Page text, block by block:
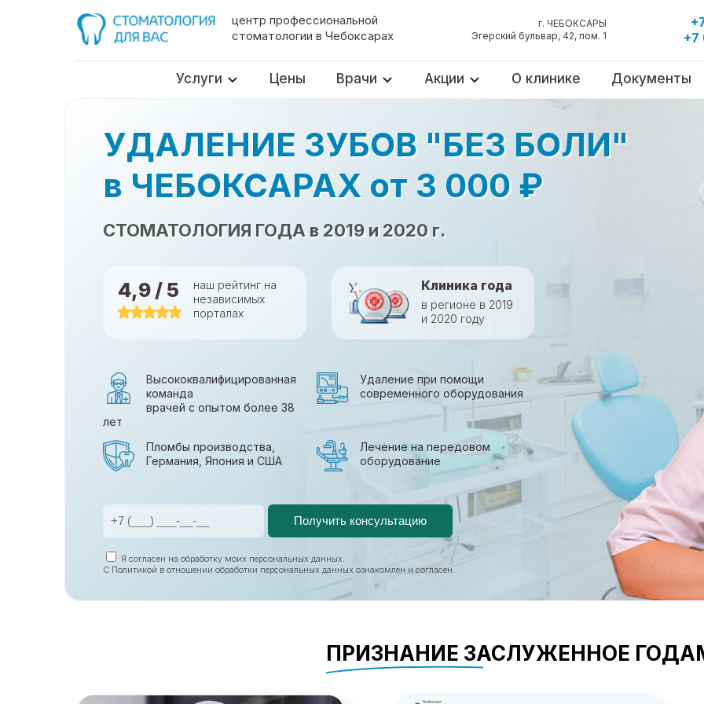
центр профессиональной
стоматологии в Чебоксарах
г. ЧЕБОКСАРЫ
Эгерский бульвар, 42, пом. 1
+7
Услуги Цены Врачи Акции О клинике Документы
УДАЛЕНИЕ ЗУБОВ "БЕЗ БОЛИ"
в ЧЕБОКСАРАХ от 3 000 ₽
СТОМАТОЛОГИЯ ГОДА в 2019 и 2020 г.
4,9 / 5
наш рейтинг на
независимых
порталах
Клиника года
в регионе в 2019
и 2020 году
Высококвалифицированная
команда
врачей с опытом более 38
лет
Удаление при помощи
современного оборудования
Пломбы производства,
Германия, Япония и США
Лечение на передовом
оборудование
Я согласен на обработку моих персональных данных.
С Политикой в отношении обработки персональных данных ознакомлен и согласен.
ПРИЗНАНИЕ ЗАСЛУЖЕННОЕ
Запись на приём к врачу